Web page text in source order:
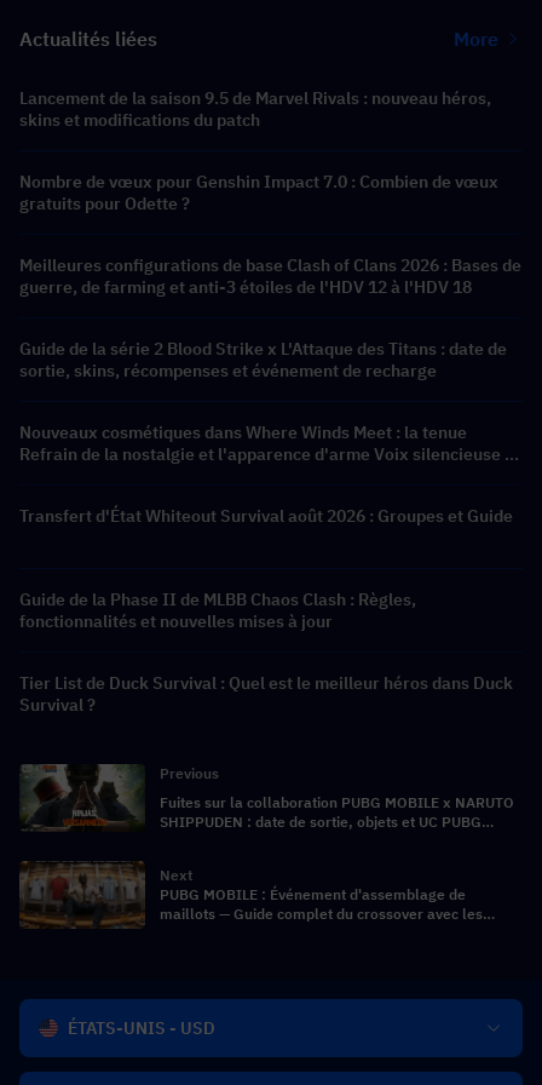
Actualités liées More
Lancement de la saison 9.5 de Marvel Rivals : nouveau héros,
skins et modifications du patch
Nombre de vœux pour Genshin Impact 7.0 : Combien de vœux
gratuits pour Odette ?
Meilleures configurations de base Clash of Clans 2026 : Bases de
guerre, de farming et anti-3 étoiles de l'HDV 12 à l'HDV 18
Guide de la série 2 Blood Strike x L'Attaque des Titans : date de
sortie, skins, récompenses et événement de recharge
Nouveaux cosmétiques dans Where Winds Meet : la tenue
Refrain de la nostalgie et l'apparence d'arme Voix silencieuse :
Transfert d'État Whiteout Survival août 2026 : Groupes et Guide
Guide de la Phase II de MLBB Chaos Clash : Règles,
fonctionnalités et nouvelles mises à jour
Tier List de Duck Survival : Quel est le meilleur héros dans Duck
Survival ?
Previous
Fuites sur la collaboration PUBG MOBILE x NARUTO
SHIPPUDEN : date de sortie, objets et UC PUBG
Next
PUBG MOBILE : Événement d'assemblage de
maillots — Guide complet du crossover avec les
ÉTATS-UNIS - USD